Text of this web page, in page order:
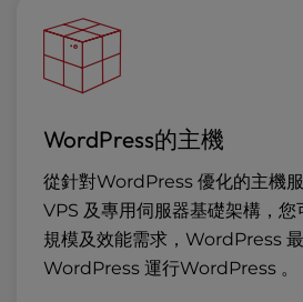
WordPress的主機
從針對WordPress 優化的主機
VPS 及專用伺服器基礎架構，您
規模及效能需求，WordPress
WordPress 運行WordPress 。